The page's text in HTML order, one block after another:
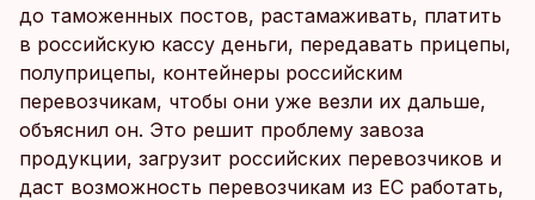
до таможенных постов, растамаживать, платить
в российскую кассу деньги, передавать прицепы,
полуприцепы, контейнеры российским
перевозчикам, чтобы они уже везли их дальше,
объяснил он. Это решит проблему завоза
продукции, загрузит российских перевозчиков и
даст возможность перевозчикам из ЕС работать,